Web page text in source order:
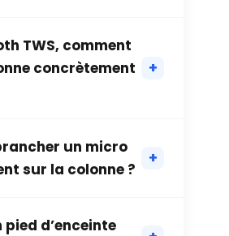
TWS, comment
concrètement
un micro
sur la colonne ?
d’enceinte